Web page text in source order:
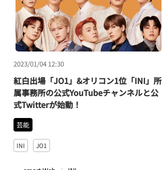
2023/01/04 12:30
紅白出場「JO1」&オリコン1位「INI」所
属事務所の公式YouTubeチャンネルと公
式Twitterが始動！
芸能
INI JO1